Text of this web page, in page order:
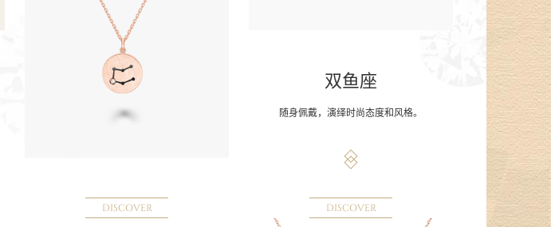
DISCOVER
双鱼座
随身佩戴，演绎时尚态度和风格。
DISCOVER